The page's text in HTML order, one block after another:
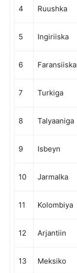
4 Ruushka
5 Ingiriiska
6 Faransiiska
7 Turkiga
8 Talyaaniga
9 Isbeyn
10 Jarmalka
11 Kolombiya
12 Arjantiin
13 Meksiko